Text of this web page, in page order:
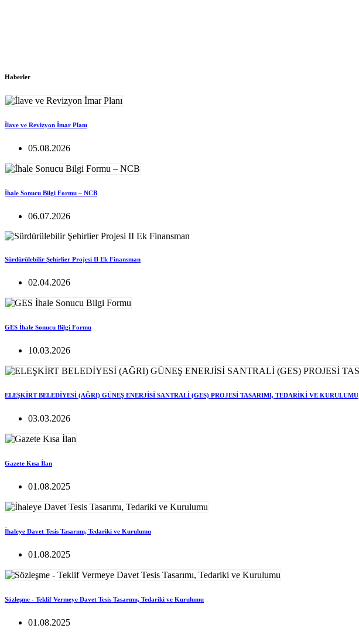
Haberler
İlave ve Revizyon İmar Planı
05.08.2026
İhale Sonucu Bilgi Formu – NCB
06.07.2026
Sürdürülebilir Şehirlier Projesi II Ek Finansman
02.04.2026
GES İhale Sonucu Bilgi Formu
10.03.2026
ELEŞKİRT BELEDİYESİ (AĞRI) GÜNEŞ ENERJİSİ SANTRALİ (GES) PROJESİ TASARIMI, TEDARİKİ VE KURULUMU
03.03.2026
Gazete Kısa İlan
01.08.2025
İhaleye Davet Tesis Tasarımı, Tedariki ve Kurulumu
01.08.2025
Sözleşme - Teklif Vermeye Davet Tesis Tasarımı, Tedariki ve Kurulumu
01.08.2025